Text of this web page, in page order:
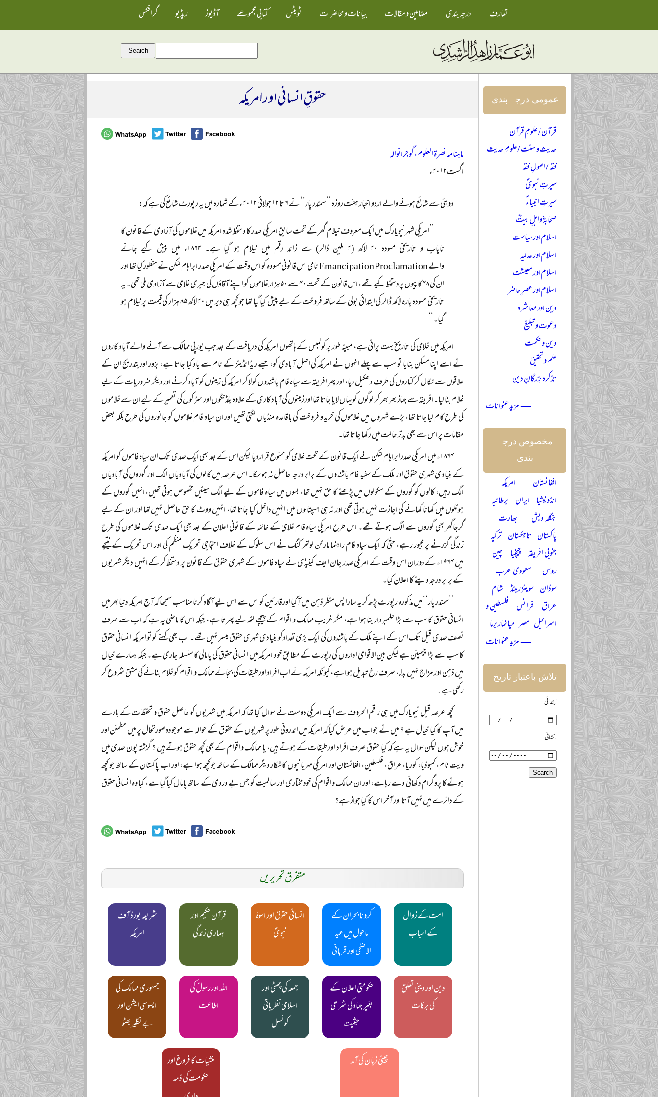
تعارف درجہ بندی مضامین و مقالات بیانات و محاضرات ٹویٹس کتابی مجموعے آڈیوز ریڈیو گرافکس
حقوقِ انسانی اور امریکہ
ماہنامہ نصرۃ العلوم، گوجرانوالہ
اگست ۲۰۱۲ء
دوبئی سے شائع ہونے والے اردو اخبار ہفت روزہ ’’سمندر پار‘‘ نے ۶ تا ۱۲ جولائی ۲۰۱۲ء کے شمارہ میں یہ رپورٹ شائع کی ہے کہ:
’’امریکی شہر نیویارک میں ایک معروف نیلام گھر کے تحت سابق امریکی صدر کا دستخط شدہ امریکہ میں غلاموں کی آزادی کے قانون کا
نایاب و تاریخی مسودہ ۲۰ لاکھ (۲ ملین ڈالر) سے زائد رقم میں نیلام ہو گیا ہے۔ ۱۸۶۴ء میں پیش کیے جانے
والے Emancipation Proclamation نامی اس قانونی مسودہ کو اس وقت کے امریکی صدر ابراہام لنکن نے منظور کیا تھا اور
ان کی ۴۸ کاپیوں پر دستخط کیے تھے، اس قانون کے تحت ۴۰ سے ۵۰ ہزار غلاموں کو اپنے آقاؤں کی جبری غلامی سے آزادی ملی تھی۔ یہ
تاریخی مسودہ بارہ لاکھ ڈالر کی ابتدائی بولی کے ساتھ فروخت کے لیے پیش کیا گیا تھا جو کچھ ہی دیر میں ۲۰ لاکھ ۸۵ ہزار کی قیمت پر نیلام ہو
گیا۔‘‘
امریکہ میں غلامی کی تاریخ بہت پرانی ہے، مبینہ طور پر کولمبس کے ہاتھوں امریکہ کی دریافت کے بعد جب یورپی ممالک سے آنے والے آباد کاروں
نے اسے اپنا مسکن بنایا تو سب سے پہلے انہوں نے امریکہ کی اصل آبادی کو، جسے ریڈ انڈینز کے نام سے یاد کیا جاتا ہے، بزور اور بتدریج ان کے
علاقوں سے نکال کر کناروں کی طرف دھکیل دیا، اور پھر افریقہ سے سیاہ فام باشندوں کو لا کر امریکہ کی زمینوں کو آباد کرنے اور دیگر ضروریات کے لیے
غلام بنا لیا۔افریقہ سے جہاز بھر بھر کر لوگوں کو یہاں لایا جاتا تھا اور زمینوں کی آباد کاری کے علاوہ بلڈنگوں اور سڑکوں کی تعمیر کے لیے ان سے غلاموں
کی طرح کام لیا جاتا تھا، بڑے شہروں میں غلاموں کی خرید و فروخت کی باقاعدہ منڈیاں لگتی تھیں اور ان سیاہ فام غلاموں کو جانوروں کی طرح بلکہ بعض
مقامات پر اس سے بھی بدتر حالت میں رکھا جاتا تھا۔
۱۸۶۴ء میں امریکی صدر ابراہام لنکن نے ایک قانون کے تحت غلامی کو ممنوع قرار دیا لیکن اس کے بعد بھی ایک صدی تک ان سیاہ فاموں کو امریکہ
کے بنیادی شہری حقوق اور ملک کے سفید فام باشندوں کے برابر درجہ حاصل نہ ہو سکا۔ اس عرصہ میں کالوں کی آبادیاں الگ اور گوروں کی آبادیاں
الگ رہیں، کالوں کو گوروں کے سکولوں میں پڑھنے کا حق نہیں تھا، بسوں میں سیاہ فاموں کے لیے الگ سیٹیں مخصوص ہوتی تھیں، انہیں گوروں کے
ہوٹلوں میں کھانا کھانے کی اجازت نہیں ہوتی تھی اور نہ ہی ہسپتالوں میں انہیں داخل کیا جاتا تھا، انہیں ووٹ کا حق حاصل نہیں تھا اور ان کے لیے
گرجاگھر بھی گوروں سے الگ ہوتے تھے۔ اس طرح امریکی سیاہ فام غلامی کے خاتمہ کے قانونی اعلان کے بعد بھی ایک صدی تک غلاموں کی طرح
زندگی گزرنے پر مجبور رہے، حتٰی کہ ایک سیاہ فام راہنما مارٹن لوتھر کنگ نے اس سلوک کے خلاف احتجاجی تحریک منظم کی اور اس تحریک کے نتیجے
میں ۱۹۶۴ء کے دوران اس وقت کے امریکی صدر جان ایف کینیڈی نے سیاہ فاموں کے شہری حقوق کے قانون پر دستخط کر کے انہیں دیگر شہریوں
کے برابر درجہ دینے کا اعلان کیا۔
’’سمندر پار‘‘ میں مذکورہ رپورٹ پڑھ کر یہ سارا پس منظر ذہن میں آگیا اور قارئین کو اس سے اس لیے آگاہ کرنا مناسب سمجھا کہ آج امریکہ دنیا بھر میں
انسانی حقوق کا سب سے بڑا علمبردار بنا ہوا ہے، مگر غریب ممالک و اقوام کے پیچھے لٹھ لیے پھرتا ہے، جبکہ اس کا ماضی یہ ہے کہ اب سے صرف
نصف صدی قبل تک اس کے اپنے ملک کے باشندوں کی ایک بڑی تعداد کو بنیادی شہری حقوق میسر نہیں تھے۔ اب بھی کہنے کو تو امریکہ انسانی حقوق
کا سب سے بڑا چیمپئن ہے لیکن بین الاقوامی اداروں کی رپورٹ کے مطابق خود امریکہ میں انسانی حقوق کی پامالی کا سلسلہ جاری ہے۔جبکہ ہمارے خیال
میں ذہن اور مزاج نہیں بدلا، صرف رخ تبدیل ہوا ہے، کیونکہ امریکہ نے اب افراد اور طبقات کی بجائے ممالک و اقوام کو غلام بنانے کی مشق شروع کر
رکھی ہے۔
کچھ عرصہ قبل نیویارک میں ہی راقم الحروف سے ایک امریکی دوست نے سوال کیا تھا کہ امریکہ میں شہریوں کو حاصل حقوق و تحفظات کے بارے
میں آپ کا کیا خیال ہے ؟ میں نے جواب میں عرض کیا کہ امریکہ میں اندرونی طور پر شہریوں کے حقوق کے حوالہ سے موجودہ صورتحال پر میں مطمئن اور
خوش ہوں لیکن سوال یہ ہے کہ کیا حقوق صرف افراد اور طبقات کے ہوتے ہیں، یا ممالک و اقوام کے بھی کچھ حقوق ہوتے ہیں ؟ گزشتہ پون صدی میں
ویت نام، کمبوڈیا، کوریا، عراق، فلسطین، افغانستان اور امریکی مہر بانیوں کا شکار دیگر ممالک کے ساتھ جو کچھ ہوا ہے، اور اب پاکستان کے ساتھ جو کچھ
ہونے کا پروگرام دکھائی دے رہا ہے، اور ان ممالک و اقوام کی خود مختاری اور سالمیت کو جس بے دردی کے ساتھ پامال کیا گیا ہے، کیا وہ انسانی حقوق
کے دائرے میں نہیں آتا اور آخر اس کا کیا جواز ہے؟
متفرق تحریریں
امت کے زوال
کے اسباب
کرونا بحران کے
ماحول میں عید
الاضحٰی اور قربانی
انسانی حقوق اور اسوۂ
نبویؐ
قرآن حکیم اور
ہماری زندگی
شریعہ بورڈ آف
امریکہ
دین اور دینی تعلق
کی برکات
حکومتی اعلان کے
بغیر جہاد کی شرعی
حیثیت
جمعہ کی چھٹی اور
اسلامی نظریاتی
کونسل
اللہ اور رسولؐ کی
اطاعت
جمہوری ممالک کی
ایسوسی ایشن اور
بے نظیر بھٹو
چینی زبان کی آمد
منشیات کا فروغ اور
حکومت کی ذمہ
عمومی درجہ بندی
قرآن / علومِ قرآن
حدیث و سنت / علومِ حدیث
فقہ / اصولِ فقہ
سیرتِ نبویؐ
سیرتِ انبیاءؑ
صحابہؓ و اہلِ بیتؓ
اسلام اور سیاست
اسلام اور عدلیہ
اسلام اور معیشت
اسلام اور عصرِ حاضر
دین اور معاشرہ
دعوت و تبلیغ
دین و حکمت
علم و تحقیق
تذکرہ بزرگانِ دین
— مزید عنوانات
مخصوص درجہ
بندی
افغانستان
امریکہ
انڈونیشیا ایران برطانیہ
بنگلہ دیش
بھارت
پاکستان تاجکستان ترکیہ
جنوبی افریقہ چیچنیا چین
روس
سعودی عرب
سوڈان سویٹزرلینڈ شام
عراق فرانس فلسطین و
اسرائیل مصر میانمار برما
— مزید عنوانات
تلاش باعتبار تاریخ
ابتدائی
انتہائی